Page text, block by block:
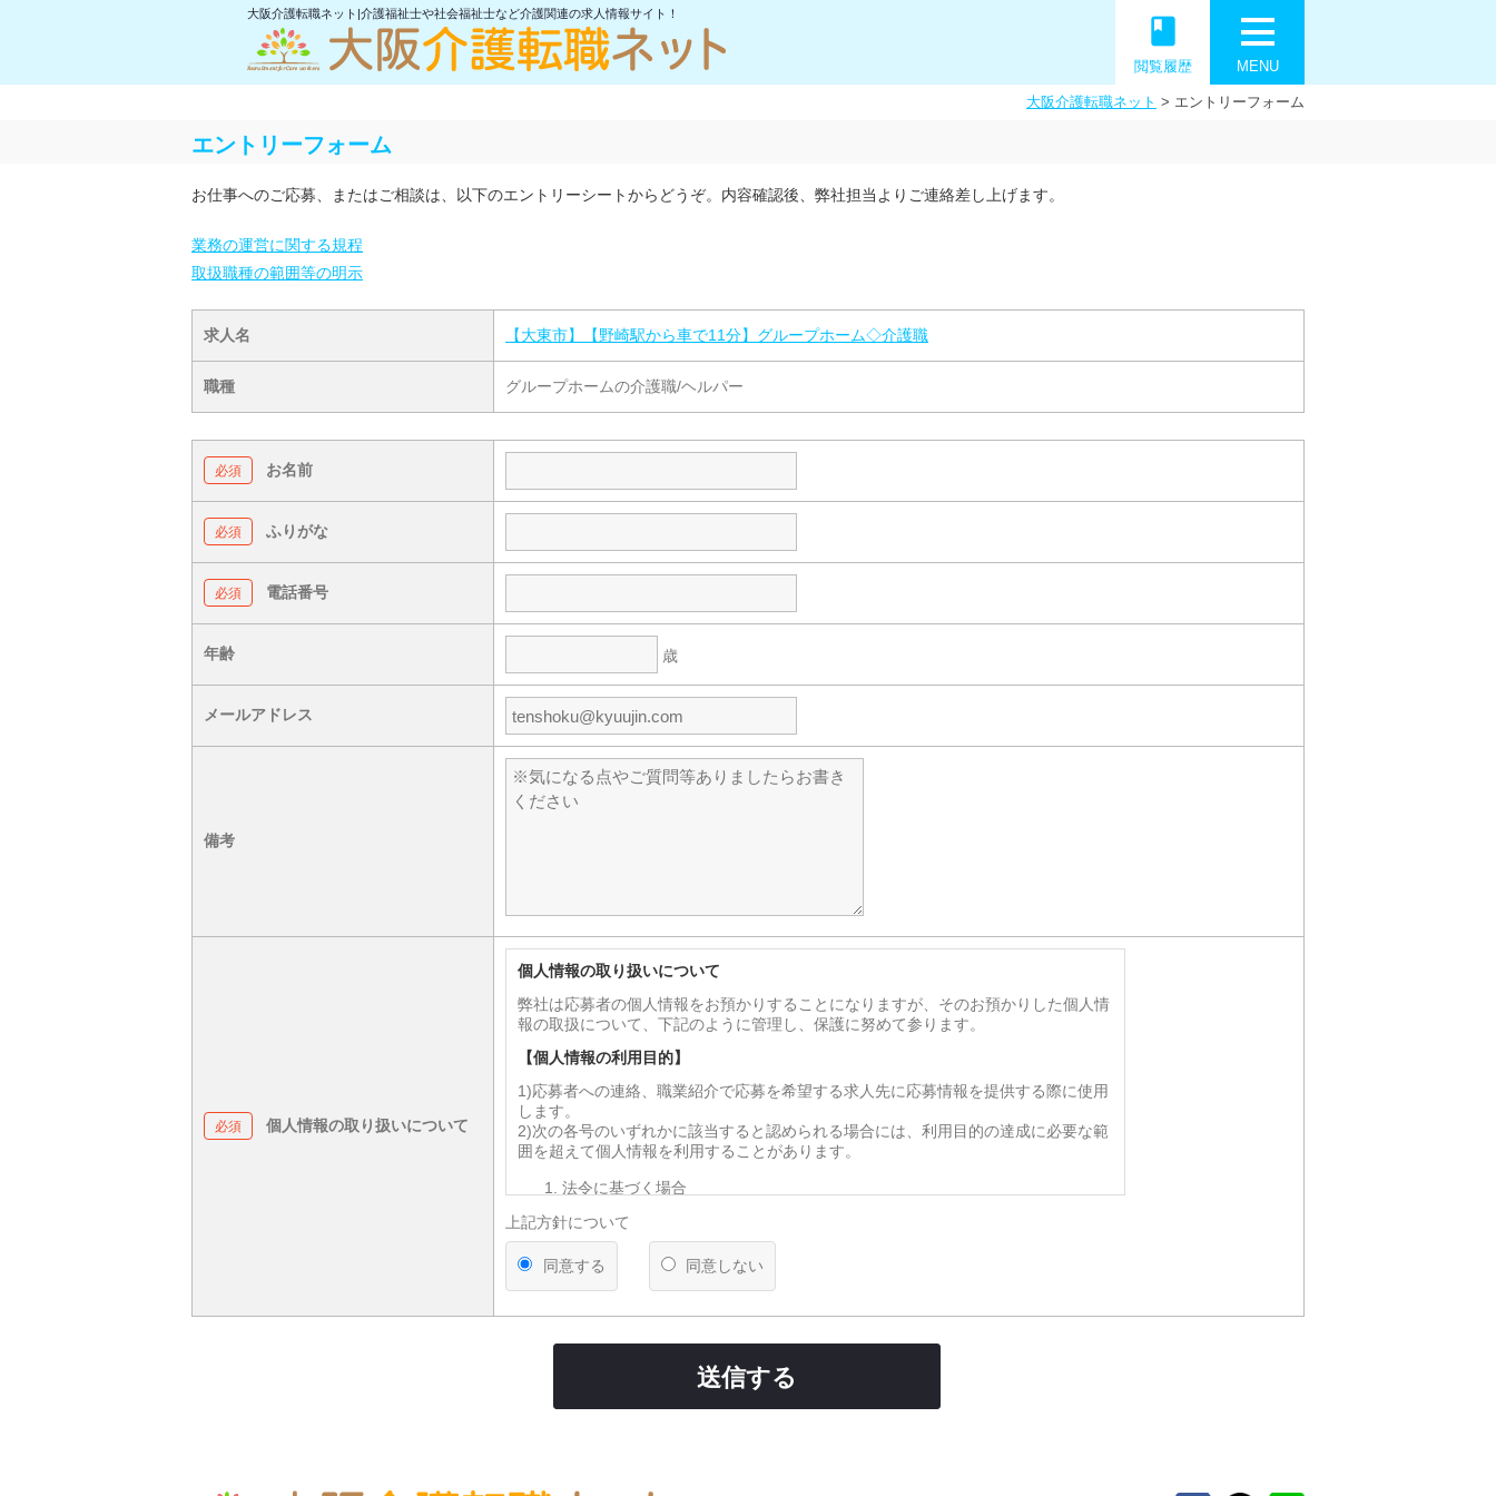
大阪介護転職ネット|介護福祉士や社会福祉士など介護関連の求人情報サイト！
MENU
book
閲覧履歴
大阪介護転職ネット > エントリーフォーム
エントリーフォーム
お仕事へのご応募、またはご相談は、以下のエントリーシートからどうぞ。内容確認後、弊社担当よりご連絡差し上げます。
業務の運営に関する規程
取扱職種の範囲等の明示
求人名 【大東市】【野崎駅から車で11分】グループホーム◇介護職
職種 グループホームの介護職/ヘルパー
お名前
ふりがな
電話番号
年齢 歳
メールアドレス
備考
個人情報の取り扱いについて
個人情報の取り扱いについて
弊社は応募者の個人情報をお預かりすることになりますが、そのお預かりした個人情
報の取扱について、下記のように管理し、保護に努めて参ります。
【個人情報の利用目的】
1)応募者への連絡、職業紹介で応募を希望する求人先に応募情報を提供する際に使用
します。
2)次の各号のいずれかに該当すると認められる場合には、利用目的の達成に必要な範
囲を超えて個人情報を利用することがあります。
法令に基づく場合
を得ることが困難であるとき
公衆衛生の向上又は児童の健全な育成の推進のために特に必要がある場合であ
って、本人の同意を得ることが困難であるとき
国の機関若しくは地方公共団体又はその委託を受けた者が法令の定める事務を
弊社は法律で定められている場合を除いて、応募者の個人情報を当該応募者の同意を
得ず第三者に提供・委託することはありません。ただし、官公庁等から法的な手続き
【提供の任意性】
上記方針について
同意する 同意しない
送信する